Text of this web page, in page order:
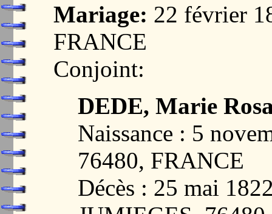
Mariage: 22 février
FRANCE
Conjoint:
DEDE, Marie
Naissance : 5
76480, FRANCE
Décès : 25 mai